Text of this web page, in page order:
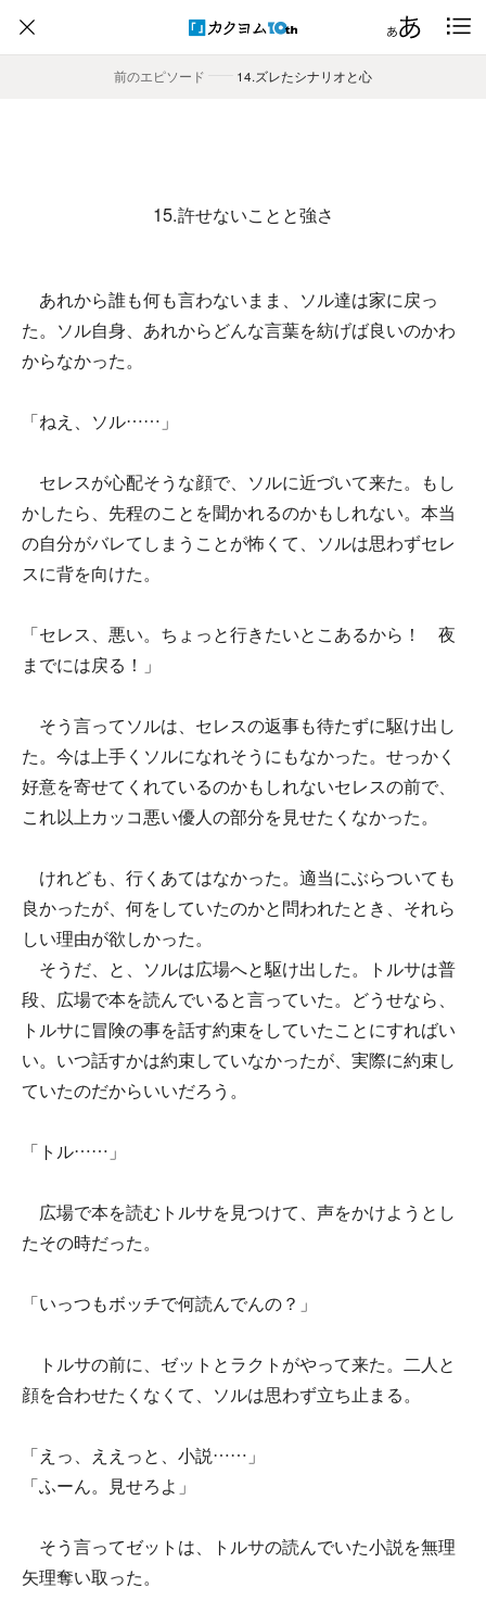
前のエピソード
―― 14.ズレたシナリオと心
15.許せないことと強さ
あれから誰も何も言わないまま、ソル達は家に戻っ
た。ソル自身、あれからどんな言葉を紡げば良いのかわ
からなかった。
「ねえ、ソル……」
セレスが心配そうな顔で、ソルに近づいて来た。もし
かしたら、先程のことを聞かれるのかもしれない。本当
の自分がバレてしまうことが怖くて、ソルは思わずセレ
スに背を向けた。
「セレス、悪い。ちょっと行きたいとこあるから！ 夜
までには戻る！」
そう言ってソルは、セレスの返事も待たずに駆け出し
た。今は上手くソルになれそうにもなかった。せっかく
好意を寄せてくれているのかもしれないセレスの前で、
これ以上カッコ悪い優人の部分を見せたくなかった。
けれども、行くあてはなかった。適当にぶらついても
良かったが、何をしていたのかと問われたとき、それら
しい理由が欲しかった。
そうだ、と、ソルは広場へと駆け出した。トルサは普
段、広場で本を読んでいると言っていた。どうせなら、
トルサに冒険の事を話す約束をしていたことにすればい
い。いつ話すかは約束していなかったが、実際に約束し
ていたのだからいいだろう。
「トル……」
広場で本を読むトルサを見つけて、声をかけようとし
たその時だった。
「いっつもボッチで何読んでんの？」
トルサの前に、ゼットとラクトがやって来た。二人と
顔を合わせたくなくて、ソルは思わず立ち止まる。
「えっ、ええっと、小説……」
「ふーん。見せろよ」
そう言ってゼットは、トルサの読んでいた小説を無理
矢理奪い取った。